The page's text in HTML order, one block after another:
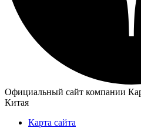
Официальный сайт компании
Китая
Карта сайта